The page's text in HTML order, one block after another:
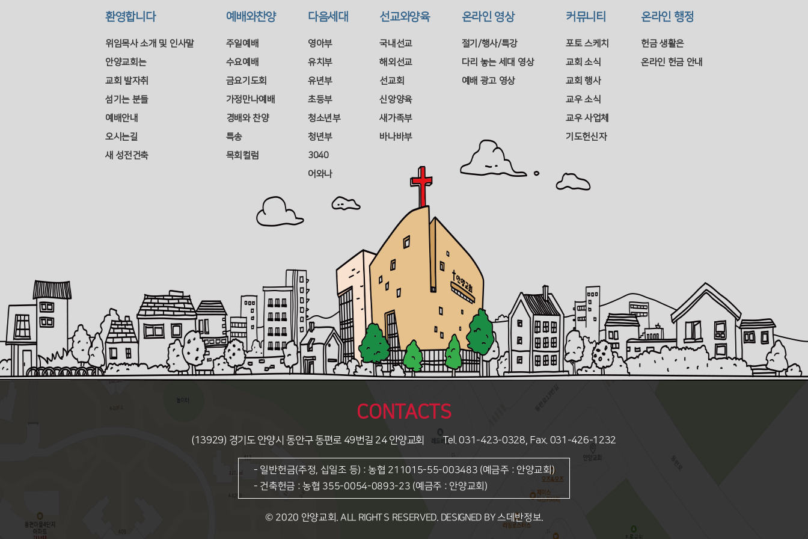
환영합니다
위임목사 소개 및 인사말
안양교회는
교회 발자취
섬기는 분들
예배안내
오시는길
새 성전건축
예배와찬양
주일예배
수요예배
금요기도회
가정만나예배
경배와 찬양
특송
목회컬럼
다음세대
영아부
유치부
유년부
초등부
청소년부
청년부
3040
어와나
선교와양육
국내선교
해외선교
선교회
신앙양육
새가족부
바나바부
온라인 영상
절기/행사/특강
다리 놓는 세대 영상
예배 광고 영상
커뮤니티
포토 스케치
교회 소식
교회 행사
교우 소식
교우 사업체
기도헌신자
온라인 행정
헌금 생활은
온라인 헌금 안내
CONTACTS
(13929) 경기도 안양시 동안구 동편로 49번길 24 안양교회 Tel. 031-423-0328, Fax. 031-426-1232
- 일반헌금(주정, 십일조 등) : 농협 211015-55-003483 (예금주 : 안양교회)
- 건축헌금 :농협 355-0054-0893-23 (예금주 : 안양교회)
© 2020 안양교회. ALL RIGHTS RESERVED. DESIGNED BY 스데반정보.